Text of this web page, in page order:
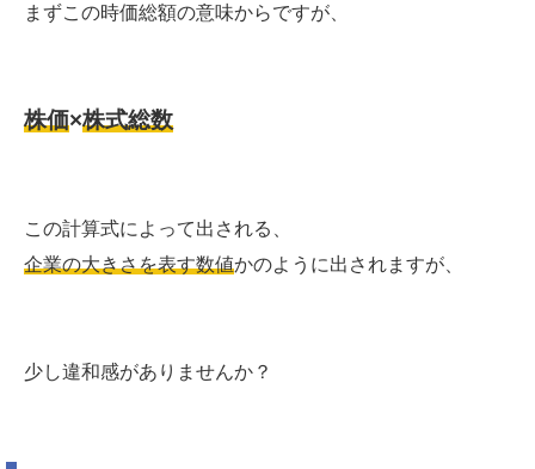
まずこの時価総額の意味からですが、
株価×株式総数
この計算式によって出される、
企業の大きさを表す数値かのように出されますが、
少し違和感がありませんか？